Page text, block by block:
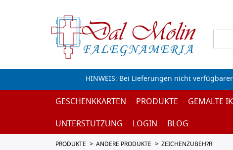
HINWEIS: Bei Lieferungen nicht
GESCHENKKARTEN PRODUKTE GEMALTE
UNTERSTUTZUNG
LOGIN BLOG
PRODUKTE ANDERE PRODUKTE ZEICHENZUBEH?R